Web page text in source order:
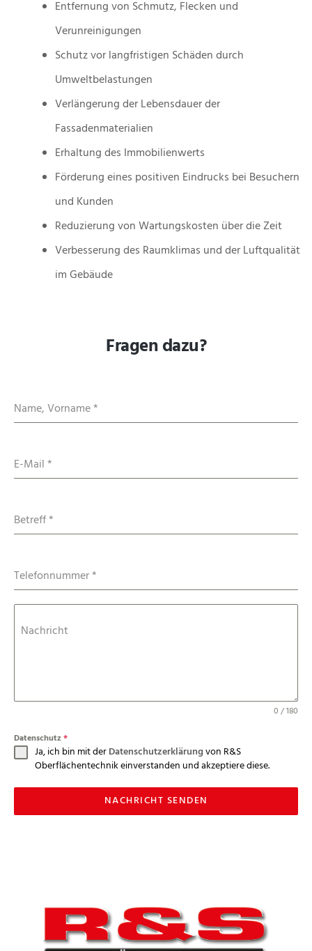
Entfernung von Schmutz, Flecken und
Verunreinigungen
Schutz vor langfristigen Schäden durch
Umweltbelastungen
Verlängerung der Lebensdauer der
Fassadenmaterialien
Erhaltung des Immobilienwerts
Förderung eines positiven Eindrucks bei Besuchern
und Kunden
Reduzierung von Wartungskosten über die Zeit
Verbesserung des Raumklimas und der Luftqualität
im Gebäude
Fragen dazu?
Name, Vorname*
E-Mail*
Betreff*
Telefonnummer*
Nachricht
0 / 180
Datenschutz*
Ja, ich bin mit derDatenschutzerklärungvon R&S
Oberflächentechnik einverstanden und akzeptiere diese.
NACHRICHT SENDEN